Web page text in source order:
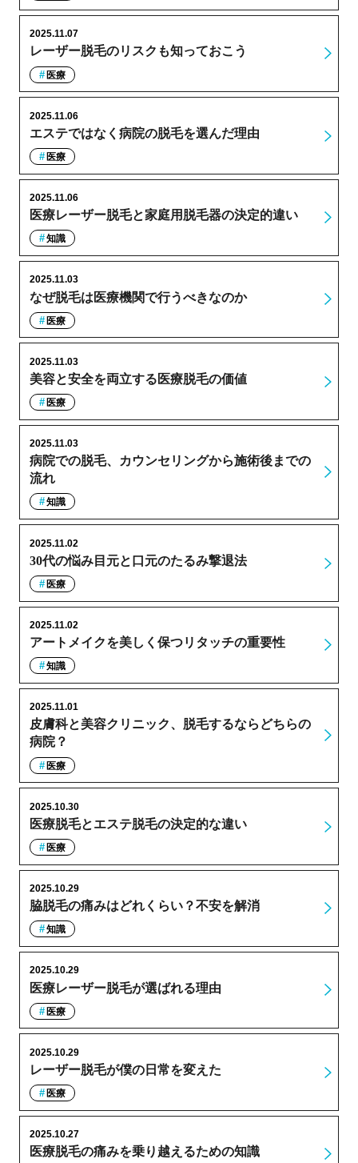
レーザー脱毛のリスクも知っておこう
2025.11.07
医療
エステではなく病院の脱毛を選んだ理由
2025.11.06
医療
医療レーザー脱毛と家庭用脱毛器の決定的違い
2025.11.06
知識
なぜ脱毛は医療機関で行うべきなのか
2025.11.03
医療
美容と安全を両立する医療脱毛の価値
2025.11.03
医療
病院での脱毛、カウンセリングから施術後までの
流れ
2025.11.03
知識
30代の悩み目元と口元のたるみ撃退法
2025.11.02
医療
アートメイクを美しく保つリタッチの重要性
2025.11.02
知識
皮膚科と美容クリニック、脱毛するならどちらの
病院？
2025.11.01
医療
医療脱毛とエステ脱毛の決定的な違い
2025.10.30
医療
脇脱毛の痛みはどれくらい？不安を解消
2025.10.29
知識
医療レーザー脱毛が選ばれる理由
2025.10.29
医療
レーザー脱毛が僕の日常を変えた
2025.10.29
医療
医療脱毛の痛みを乗り越えるための知識
2025.10.27